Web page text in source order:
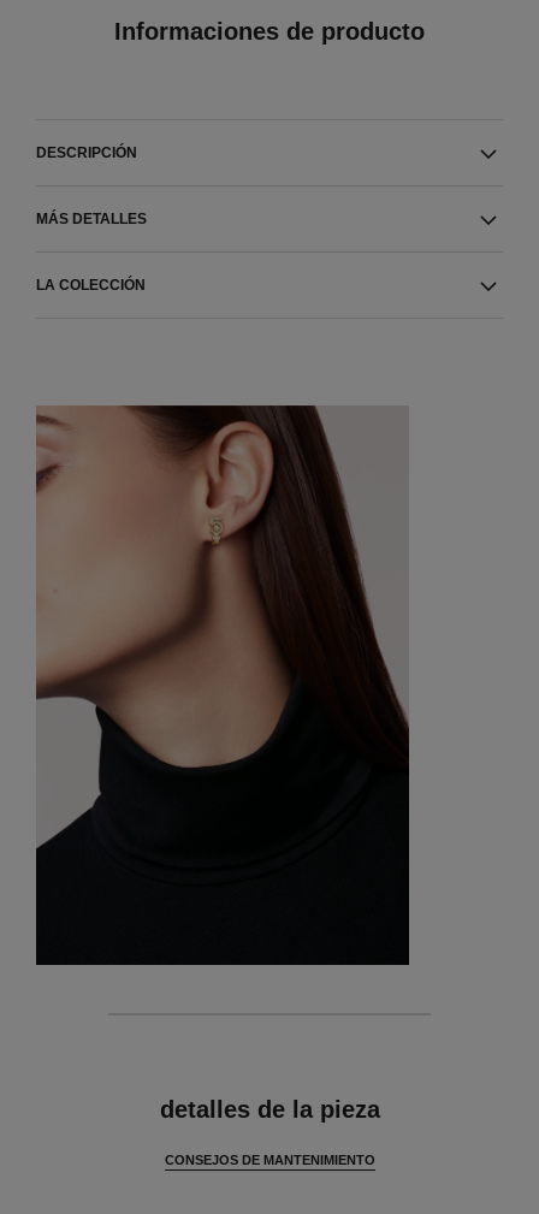
Informaciones de producto
DESCRIPCIÓN
MÁS DETALLES
LA COLECCIÓN
detalles de la pieza
CONSEJOS DE MANTENIMIENTO